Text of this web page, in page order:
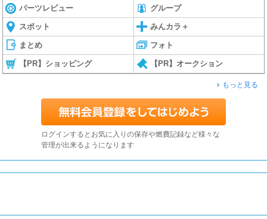
パーツレビュー グループ
スポット みんカラ＋
まとめ フォト
【PR】ショッピング 【PR】オークション
もっと見る
ログインするとお気に入りの保存や燃費記録など様々な
管理が出来るようになります